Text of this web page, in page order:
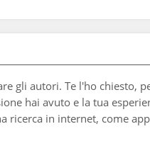
gli autori. Te l'ho chiesto,
hai avuto e la tua
ricerca in internet, come